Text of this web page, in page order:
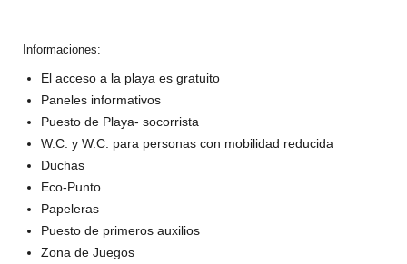
Informaciones:
El acceso a la playa es gratuito
Paneles informativos
Puesto de Playa- socorrista
W.C. y W.C. para personas con mobilidad reducida
Duchas
Eco-Punto
Papeleras
Puesto de primeros auxilios
Zona de Juegos